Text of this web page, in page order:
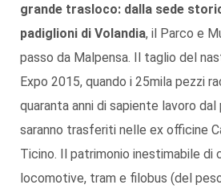
grande trasloco: dalla sede
padiglioni di Volandia, il Parco e
passo da Malpensa. Il taglio del
Expo 2015, quando i 25mila pezzi
quaranta anni di sapiente lavoro
saranno trasferiti nelle ex officine
Ticino. Il patrimonio inestimabile di
locomotive, tram e filobus (del